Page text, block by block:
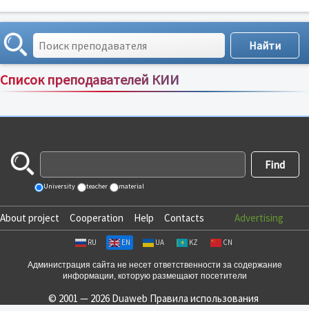
Список преподавателей КИИ
Сортировка по:имени;рейтингу;отзывам
University teacher material
About project Cooperation Help Contacts Advertising
RU EN UA KZ CN
Администрация сайта не несет ответственности за содержание
информации, которую размещают посетители
© 2001 — 2026 Duaweb Правила использования